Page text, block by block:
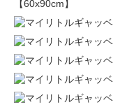
【60x90cm】